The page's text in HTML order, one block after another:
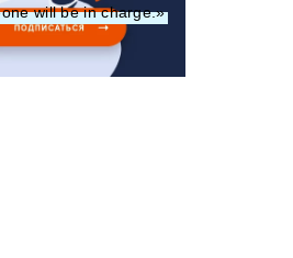
will be in charge.»